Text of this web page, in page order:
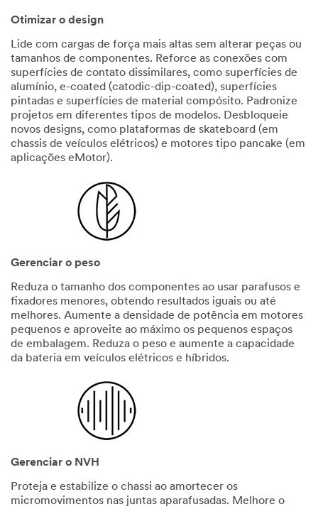
Otimizar o design
Lide com cargas de força mais altas sem alterar peças ou
tamanhos de componentes. Reforce as conexões com
superfícies de contato dissimilares, como superfícies de
alumínio, e-coated (catodic-dip-coated), superfícies
pintadas e superfícies de material compósito. Padronize
projetos em diferentes tipos de modelos. Desbloqueie
novos designs, como plataformas de skateboard (em
chassis de veículos elétricos) e motores tipo pancake (em
aplicações eMotor).
Gerenciar o peso
Reduza o tamanho dos componentes ao usar parafusos e
fixadores menores, obtendo resultados iguais ou até
melhores. Aumente a densidade de potência em motores
pequenos e aproveite ao máximo os pequenos espaços
de embalagem. Reduza o peso e aumente a capacidade
da bateria em veículos elétricos e híbridos.
Gerenciar o NVH
Proteja e estabilize o chassi ao amortecer os
micromovimentos nas juntas aparafusadas. Melhore o